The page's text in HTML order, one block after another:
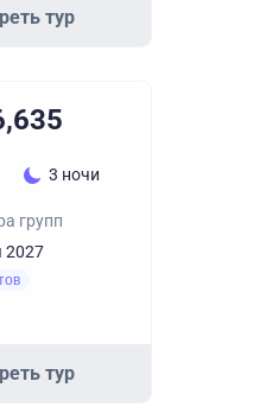
тур
3 ночи
групп
2027
тур